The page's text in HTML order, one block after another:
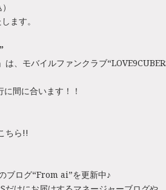
ます。
は、モバイルファンクラブ
間に合います！！
ちら!!
ブログ“From ai”を更新中♪